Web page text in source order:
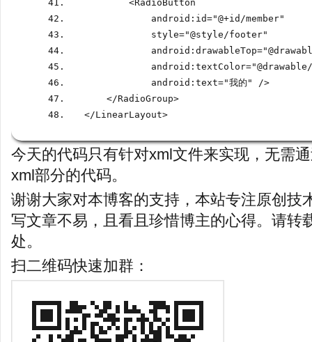
<RadioButton
android : id="@+id /member"
style="@style/footer"
android : drawableTop=
android : textColor="@drawable/
android : text="我的" />
</RadioGroup>
</LinearLayout>
今天的代码只有针对xml文件来实现，无需
xml部分的代码。
谢谢大家对本博客的支持，本站专注原创技
写文章不易，且看且珍惜博主的心得。请转
处。
扫二维码快速加群：